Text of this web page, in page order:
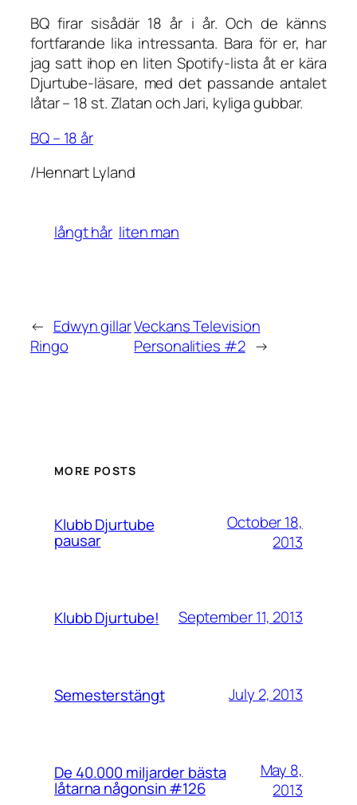
BQ firar sisådär 18 år i år. Och de känns
fortfarande lika intressanta. Bara för er, har
jag satt ihop en liten Spotify-lista åt er kära
Djurtube-läsare, med det passande antalet
låtar – 18 st. Zlatan och Jari, kyliga gubbar.
BQ – 18 år
/Hennart Lyland
långt hår liten man
← Edwyn gillar
Ringo
Veckans Television
Personalities #2 →
MORE POSTS
Klubb Djurtube
pausar
October 18,
2013
Klubb Djurtube! September 11, 2013
Semesterstängt July 2, 2013
De 40.000 miljarder bästa
låtarna någonsin #126
May 8,
2013